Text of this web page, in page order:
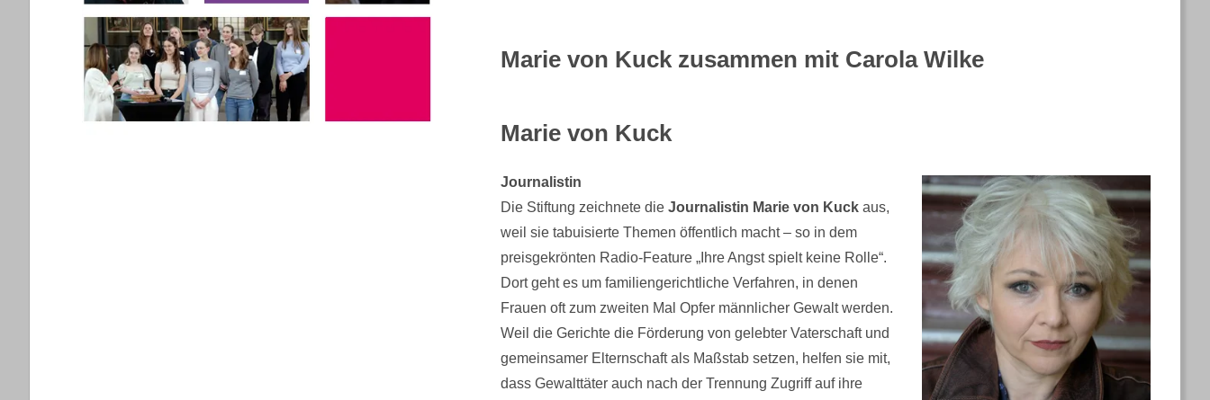
Marie von Kuckzusammen mit Carola Wilke
Marie von Kuck
Journalistin
Die Stiftung zeichnete die Journalistin Marie von Kuckaus,
weil sie tabuisierte Themen öffentlich macht – so in dem
preisgekrönten Radio-Feature „Ihre Angst spielt keine Rolle“.
Dort geht es um familiengerichtliche Verfahren, in denen
Frauen oft zum zweiten Mal Opfer männlicher Gewalt werden.
Weil die Gerichte die Förderung von gelebter Vaterschaft und
gemeinsamer Elternschaft als Maßstab setzen, helfen sie mit,
dass Gewalttäter auch nach der Trennung Zugriff auf ihre